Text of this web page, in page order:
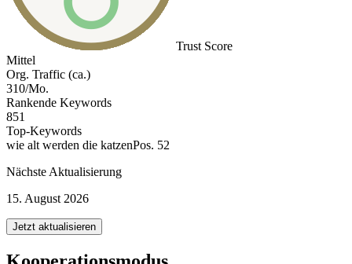
Trust Score
Mittel
Org. Traffic (ca.)
310/Mo.
Rankende Keywords
851
Top-Keywords
wie alt werden die katzenPos. 52
Nächste Aktualisierung
15. August 2026
Jetzt aktualisieren